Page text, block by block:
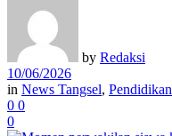
by Redaksi
10/06/2026
in News Tangsel, Pendidikan
0 0
0